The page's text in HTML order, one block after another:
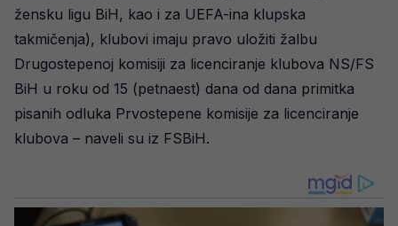
žensku ligu BiH, kao i za UEFA-ina klupska
takmičenja), klubovi imaju pravo uložiti žalbu
Drugostepenoj komisiji za licenciranje klubova NS/FS
BiH u roku od 15 (petnaest) dana od dana primitka
pisanih odluka Prvostepene komisije za licenciranje
klubova – naveli su iz FSBiH.